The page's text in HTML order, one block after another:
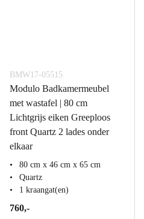
BMW17-05515
Modulo Badkamermeubel
met wastafel | 80 cm
Lichtgrijs eiken Greeploos
front Quartz 2 lades onder
elkaar
80 cm x 46 cm x 65 cm
Quartz
1 kraangat(en)
760,-